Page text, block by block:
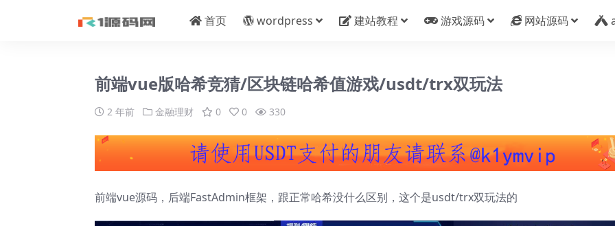
首页 wordpress 建站教程 游戏源码 网站源码
前端vue版哈希竞猜/区块链哈希值游戏/usdt/trx双玩法
2 年前 金融理财 0 0 330
前端vue源码，后端FastAdmin框架，跟正常哈希没什么区别，这个是usdt/trx双玩法的